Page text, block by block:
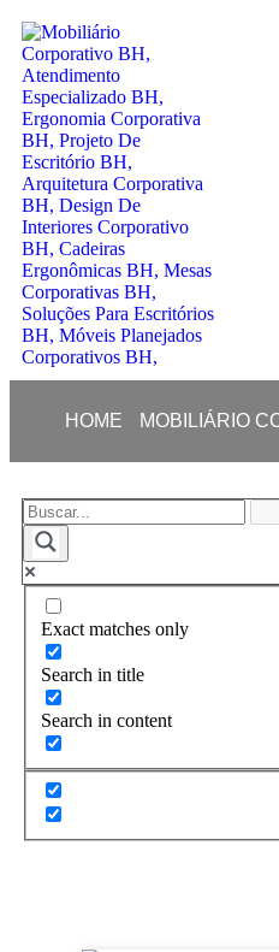
HOME MOBILIÁRIO
Exact matches only
Search in title
Search in content